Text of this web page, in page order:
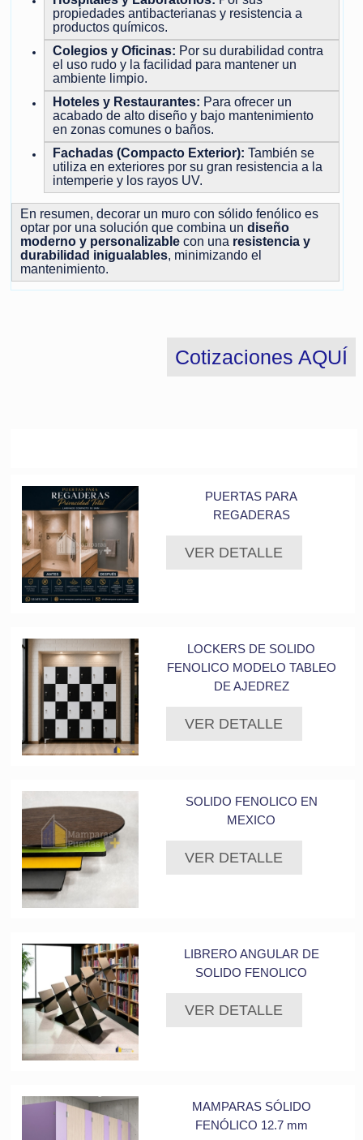
propiedades antibacterianas y resistencia a
productos químicos.
Colegios y Oficinas: Por su durabilidad contra
el uso rudo y la facilidad para mantener un
ambiente limpio.
Hoteles y Restaurantes: Para ofrecer un
acabado de alto diseño y bajo mantenimiento
en zonas comunes o baños.
Fachadas (Compacto Exterior): También se
utiliza en exteriores por su gran resistencia a la
intemperie y los rayos UV.
En resumen, decorar un muro con sólido fenólico es
optar por una solución que combina undiseño
moderno y personalizable con una resistencia y
durabilidad inigualables, minimizando el
mantenimiento.
Cotizaciones AQUÍ
PUERTAS PARA
REGADERAS
VER DETALLE
LOCKERS DE SOLIDO
FENOLICO MODELO TABLEO
DE AJEDREZ
VER DETALLE
SOLIDO FENOLICO EN
MEXICO
VER DETALLE
LIBRERO ANGULAR DE
SOLIDO FENOLICO
VER DETALLE
MAMPARAS SÓLIDO
FENÓLICO 12.7 mm